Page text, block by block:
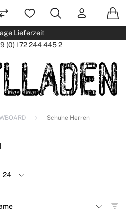
Lieferzeit
(0) 172 244 445 2
Schuhe Herren